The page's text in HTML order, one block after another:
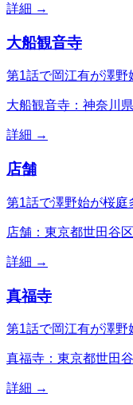
詳細 →
大船観音寺
第1話で岡江有が澤野
大船観音寺：神奈川
詳細 →
店舗
第1話で澤野始が桜
店舗：東京都世田谷
詳細 →
真福寺
第1話で岡江有が澤
真福寺：東京都世田
詳細 →